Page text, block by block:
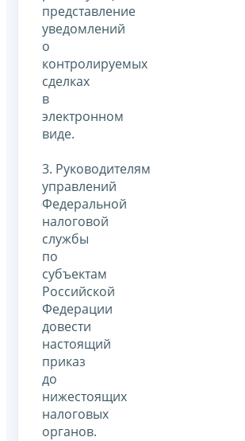
представление
уведомлений
о
контролируемых
сделках
в
электронном
виде.
3. Руководителям
управлений
Федеральной
налоговой
службы
по
субъектам
Российской
Федерации
довести
настоящий
приказ
до
нижестоящих
налоговых
органов.